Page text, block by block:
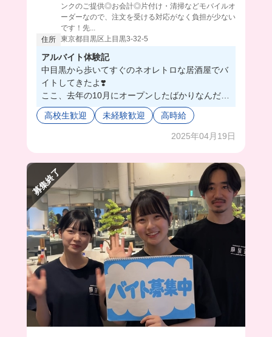
ンクのご提供◎お会計◎片付け・清掃などモバイルオ
ーダーなので、注文を受ける対応がなく負担が少ない
です！先...
住所 東京都目黒区上目黒3-32-5
アルバイト体験記
中目黒から歩いてすぐのネオレトロな居酒屋でバ
イトしてきたよ❣️
ここ、去年の10月にオープンしたばかりなんだけ
ど、バイトは学生が多いからみんな仲良しでめっ
ちゃ楽しいの🥹
お仕事もすぐに出来そうなものばかりだから、初
店長が作る料理は全部最高なの🥺💓
その日によってメニューも違うから、仕事のモチ
ベにもなるよ🥰
楽しくバイトするならここで決まり✊🏻😊
高校生歓迎 未経験歓迎 高時給
2025年04月19日
募集終了